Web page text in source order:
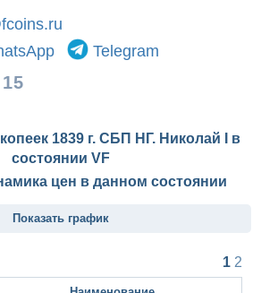
Telegram
1839 г. СБП НГ. Николай I в
состоянии VF
цен в данном состоянии
Показать график
1 2